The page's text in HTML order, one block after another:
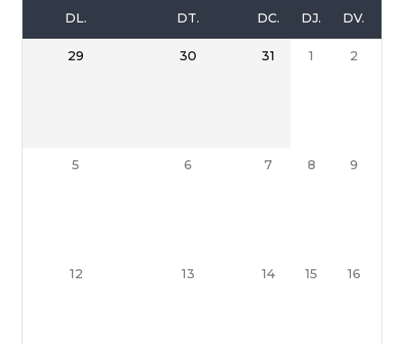
PAGINACIÓ
DL. DT. DC. DJ. DV.
29 30 31 1 2
5 6 7 8 9
12 13 14 15 16